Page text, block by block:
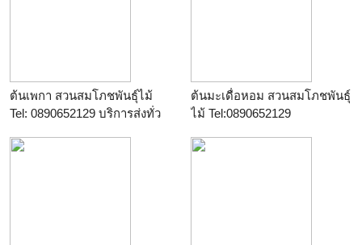
ต้นเพกา สวนสมโภชพันธุ์ไม้
Tel: 0890652129 บริการส่งทั่ว
ต้นมะเดื่อหอม สวนสมโภชพันธุ์
ไม้ Tel:0890652129